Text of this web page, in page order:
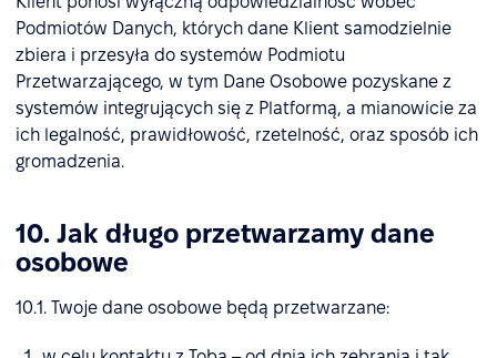
Podmiotów Danych, których dane Klient samodzielnie
zbiera i przesyła do systemów Podmiotu
Przetwarzającego, w tym Dane Osobowe pozyskane z
systemów integrujących się z Platformą, a mianowicie za
ich legalność, prawidłowość, rzetelność, oraz sposób ich
gromadzenia.
10. Jak długo przetwarzamy dane
osobowe
10.1. Twoje dane osobowe będą przetwarzane: